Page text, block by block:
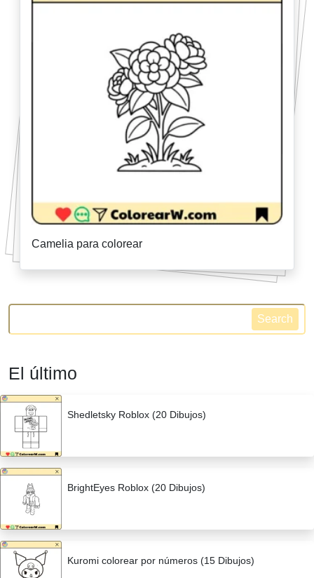
Camelia para colorear
Search
El último
Shedletsky Roblox (20 Dibujos)
BrightEyes Roblox (20 Dibujos)
Kuromi colorear por números (15 Dibujos)